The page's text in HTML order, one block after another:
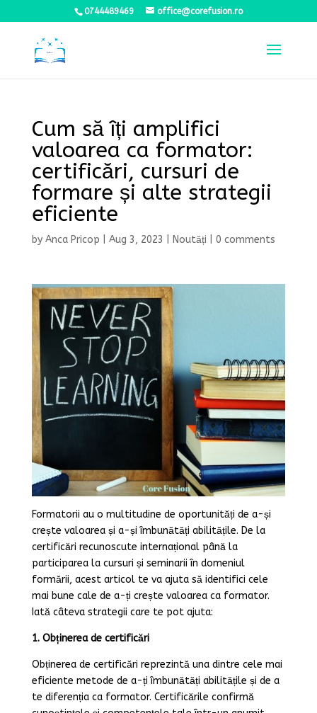
0744489469 office@corefusion.ro
Cum să îți amplifici
valoarea ca formator:
certificări, cursuri de
formare și alte strategii
eficiente
by Anca Pricop Aug 3, 2023 Noutăți 0 comments
Formatorii au o multitudine de oportunități de a-și
crește valoarea și a-și îmbunătăți abilitățile. De la
certificări recunoscute internațional până la
participarea la cursuri și seminarii în domeniul
formării, acest articol te va ajuta să identifici cele
mai bune cale de a-ți crește valoarea ca formator.
Iată câteva strategii care te pot ajuta:
1. Obținerea de certificări
Obținerea de certificări reprezintă una dintre cele mai
eficiente metode de a-ți îmbunătăți abilitățile și de a
te diferenția ca formator. Certificările confirmă